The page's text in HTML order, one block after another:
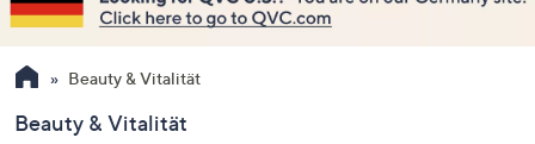
sind,
verwenden
Sie
Pfeiltasten
Beauty & Vitalität
Beauty & Vitalität